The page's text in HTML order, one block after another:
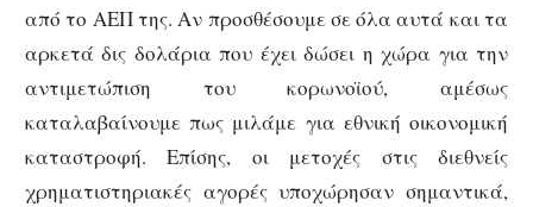
από το ΑΕΠ της. Αν προσθέσουμε σε όλα αυτά και τα
αρκετά δις δολάρια που έχει δώσει η χώρα για την
αντιμετώπιση του κορωνοϊού, αμέσως
καταλαβαίνουμε πως μιλάμε για εθνική οικονομική
καταστροφή. Επίσης, οι μετοχές στις διεθνείς
χρηματιστηριακές αγορές υποχώρησαν σημαντικά,